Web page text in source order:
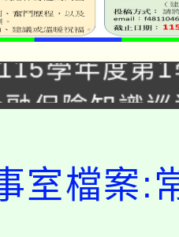
才培育課程
學年度第
師甄選結果
融保險知識
新住民語歌
學年度第
師甄選結果(
學年度第
室檔案: